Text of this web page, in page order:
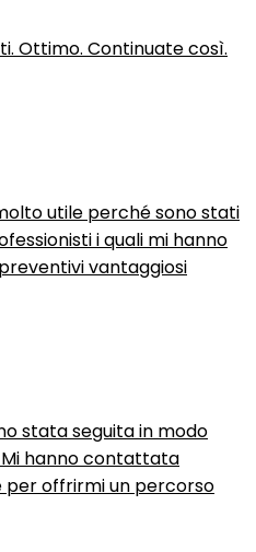
Ottimo. Continuate così.
utile perché sono stati
i quali mi hanno
vantaggiosi
stata seguita in modo
hanno contattata
offrirmi un percorso